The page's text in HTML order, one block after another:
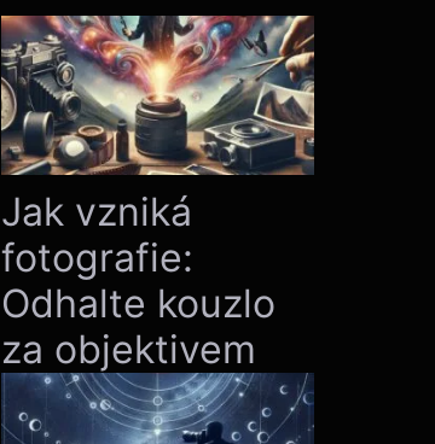
Jak vzniká
fotografie:
Odhalte kouzlo
za objektivem